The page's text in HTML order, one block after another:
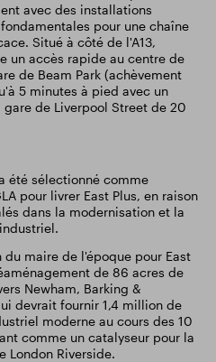
avec des installations
pour une chaîne
Situé à côté de l'A13,
un accès rapide au centre de
de Beam Park (achèvement
5 minutes à pied avec un
de Liverpool Street de 20
été sélectionné comme
pour livrer East Plus, en raison
dans la modernisation et la
maire de l'époque pour East
de 86 acres de
Newham, Barking &
devrait fournir 1,4 million de
moderne au cours des 10
comme un catalyseur pour la
London Riverside.